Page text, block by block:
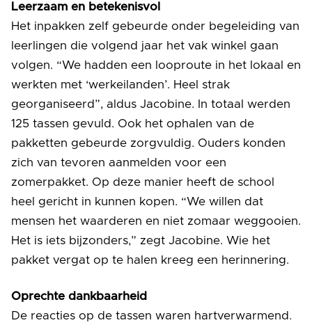
Leerzaam en betekenisvol
Het inpakken zelf gebeurde onder begeleiding van
leerlingen die volgend jaar het vak winkel gaan
volgen. “We hadden een looproute in het lokaal en
werkten met ‘werkeilanden’. Heel strak
georganiseerd”, aldus Jacobine. In totaal werden
125 tassen gevuld. Ook het ophalen van de
pakketten gebeurde zorgvuldig. Ouders konden
zich van tevoren aanmelden voor een
zomerpakket. Op deze manier heeft de school
heel gericht in kunnen kopen. “We willen dat
mensen het waarderen en niet zomaar weggooien.
Het is iets bijzonders,” zegt Jacobine. Wie het
pakket vergat op te halen kreeg een herinnering.
Oprechte dankbaarheid
De reacties op de tassen waren hartverwarmend.